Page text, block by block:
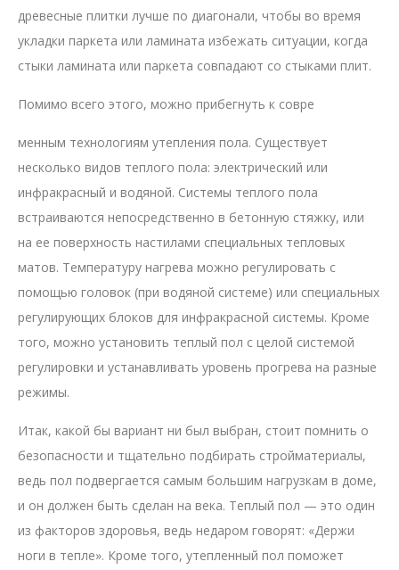
древесные плитки лучше по диагонали, чтобы во время
укладки паркета или ламината избежать ситуации, когда
стыки ламината или паркета совпадают со стыками плит.
Помимо всего этого, можно прибегнуть к совре
менным технологиям утепления пола. Существует
несколько видов теплого пола: электрический или
инфракрасный и водяной. Системы теплого пола
встраиваются непосредственно в бетонную стяжку, или
на ее поверхность настилами специальных тепловых
матов. Температуру нагрева можно регулировать с
помощью головок (при водяной системе) или специальных
регулирующих блоков для инфракрасной системы. Кроме
того, можно установить теплый пол с целой системой
регулировки и устанавливать уровень прогрева на разные
режимы.
Итак, какой бы вариант ни был выбран, стоит помнить о
безопасности и тщательно подбирать стройматериалы,
ведь пол подвергается самым большим нагрузкам в доме,
и он должен быть сделан на века. Теплый пол — это один
из факторов здоровья, ведь недаром говорят: «Держи
ноги в тепле». Кроме того, утепленный пол поможет